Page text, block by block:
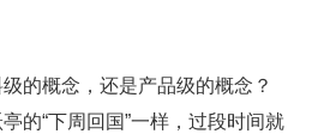
的概念，还是产品级的概念？
的“下周回国”一样，过段时间就